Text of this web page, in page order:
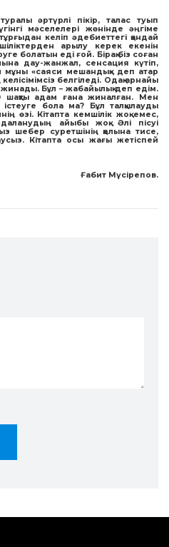
әртүрлі пікір, талас туып
мәселелері жөнінде әңгіме
келіп әдебиеттегі қандай
арылу керек екенін
болатын еді ғой. Бірақ біз соған
дау-жанжал, сенсация күтіп,
мұны «саяси мешандық» деп атар
белгіледі. Одақ арнайы
жинады. Бұл – жабайылық деп едім.
шақты адам ғана жиналған. Мен
бола ма? Бұл талқылауды
өзі. Кітапта кемшілік жоқ емес,
айыбы жоқ. Әлі пісуі
шебер суретшінің қолына тисе,
Кітапта осы жағы жетіспей
Ғабит Мүсірепов.